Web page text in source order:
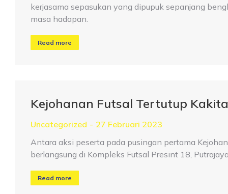
kerjasama sepasukan yang dipupuk sepanjang
masa hadapan.
Read more
Kejohanan Futsal Tertutup
Uncategorized
27 Februari 2023
Antara aksi peserta pada pusingan pertama
berlangsung di Kompleks Futsal Presint 18,
Read more